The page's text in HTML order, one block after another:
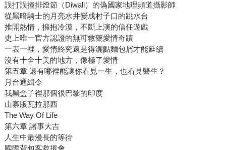
誤打誤撞排燈節（Diwali）的偽國家地理頻道攝影師
從黑暗騎士的月亮水井變成村子口的跳水台
推開熱情，擁抱冷漠，不斷上演的信任遊戲
史上唯一官方認證的無可救藥愛情奇蹟
一表一裡，愛情終究還是得灑點麵包屑才能延續
沒有十全十美的地方，像極了愛情
第五章 還有哪裡能讓你看見一生，也看見醫生？
月台通緝令
我黑盒子裡那個很巴黎的印度
山寨版瓦拉那西
The Way Of Life
第六章 諸事大吉
人生中最漫長的等待
國際背包客救援會